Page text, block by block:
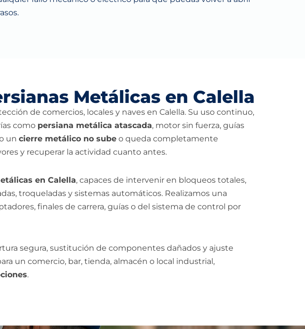
Metálicas en Calella
de comercios, locales y naves en Calella. Su uso continuo,
como persiana metálica atascada, motor sin fuerza, guías
un cierre metálico no sube o queda completamente
y recuperar la actividad cuanto antes.
en Calella, capaces de intervenir en bloqueos totales,
troqueladas y sistemas automáticos. Realizamos una
finales de carrera, guías o del sistema de control por
segura, sustitución de componentes dañados y ajuste
un comercio, bar, tienda, almacén o local industrial,
.